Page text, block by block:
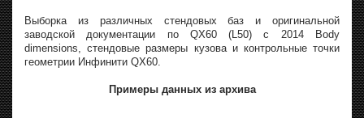
Выборка из различных стендовых баз и оригинальной
заводской документации по QX60 (L50) с 2014 Body
dimensions, стендовые размеры кузова и контрольные точки
геометрии Инфинити QX60.
Примеры данных из архива